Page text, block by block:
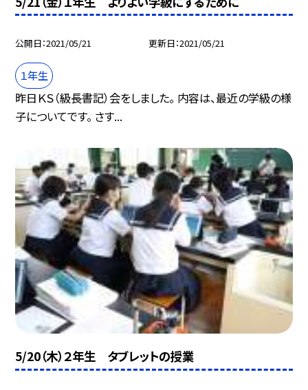
公開日 2021/05/21 更新日 2021/05/21
１年生
昨日ＫＳ（級長書記）会をしました。 内容は、最近の学級の様
子についてです。 さす...
5/20（木）２年生 タブレットの授業